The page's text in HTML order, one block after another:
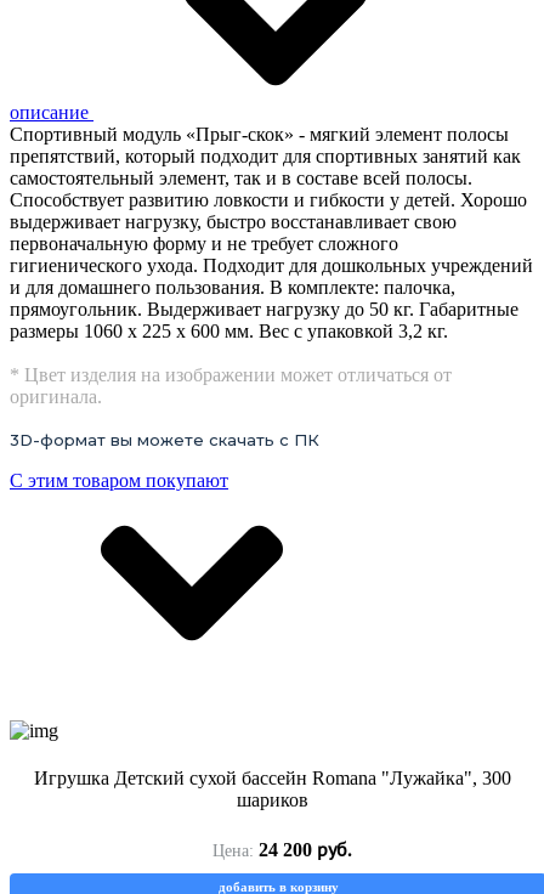
описание
Спортивный модуль «Прыг-скок» - мягкий элемент полосы
препятствий, который подходит для спортивных занятий как
самостоятельный элемент, так и в составе всей полосы.
Способствует развитию ловкости и гибкости у детей. Хорошо
выдерживает нагрузку, быстро восстанавливает свою
первоначальную форму и не требует сложного
гигиенического ухода. Подходит для дошкольных учреждений
и для домашнего пользования. В комплекте: палочка,
прямоугольник. Выдерживает нагрузку до 50 кг. Габаритные
размеры 1060 x 225 х 600 мм. Вес с упаковкой 3,2 кг.
* Цвет изделия на изображении может отличаться от
оригинала.
3D-формат вы можете скачать с ПК
С этим товаром покупают
Игрушка Детский сухой бассейн Romana "Лужайка", 300
шариков
Цена: 24 200 руб.
добавить в корзину